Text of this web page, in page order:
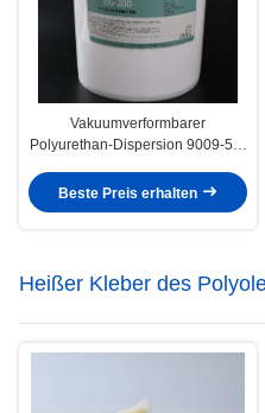
Vakuumverformbarer
Polyurethan-Dispersion 9009-54-
Wasserbasis
Beste Preis erhalten
Heißer Kleber des
Schmelz